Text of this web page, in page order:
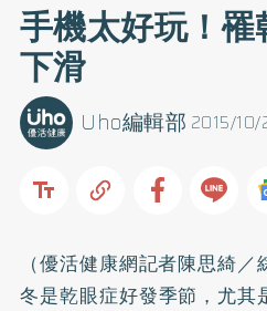
手機太好玩！
下滑
2015/10/
Uho編輯部
（優活健康網記者陳思綺
冬是乾眼症好發季節，尤其